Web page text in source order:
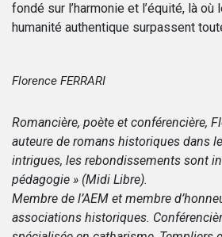
fondé sur l’harmonie et l’équité, là où
humanité authentique surpassent
Florence FERRARI
Romancière, poète et conférencière,
auteure de romans historiques dans
intrigues, les rebondissements sont
pédagogie » (Midi Libre).
Membre de l’AEM et membre
associations historiques.